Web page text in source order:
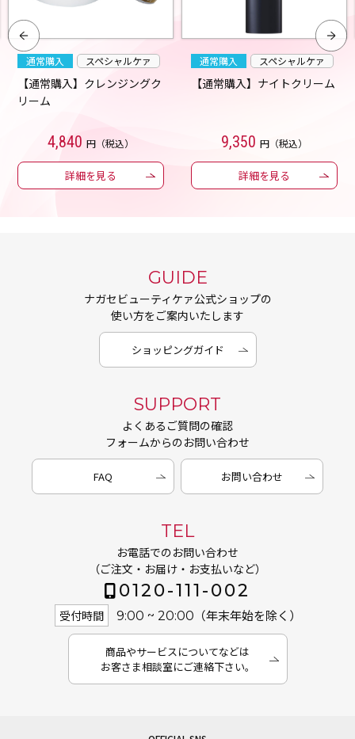
通常購入 スペシャルケァ
【通常購入】クレンジングク
リーム
4,840 円（税込）
詳細を見る
通常購入 スペシャルケァ
【通常購入】ナイトクリーム
9,350 円（税込）
詳細を見る
GUIDE
ナガセビューティケァ公式ショップの
使い方をご案内いたします
ショッピングガイド
SUPPORT
よくあるご質問の確認
フォームからのお問い合わせ
FAQ お問い合わせ
TEL
お電話でのお問い合わせ
（ご注文・お届け・お支払いなど）
0120-111-002
受付時間 9:00 ~ 20:00 （年末年始を除く）
商品やサービスについてなどは
お客さま相談室にご連絡下さい。